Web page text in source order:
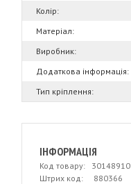
Колір:
Матеріал:
Виробник:
Додаткова інформація:
Тип кріплення:
ІНФОРМАЦІЯ
Код товару: 30148910
Штрих код: 880366